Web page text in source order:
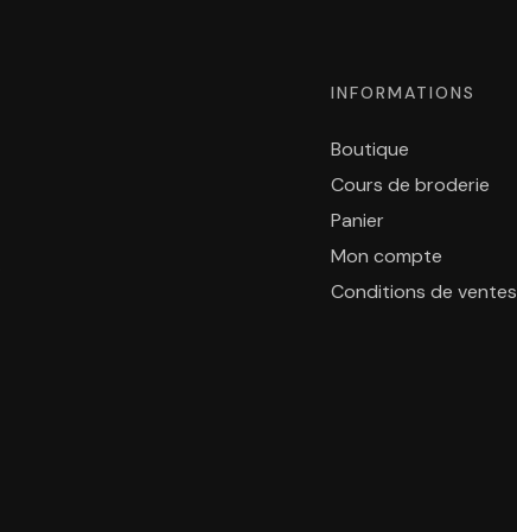
INFORMATIONS
Boutique
Cours de broderie
Panier
Mon compte
Conditions de ventes